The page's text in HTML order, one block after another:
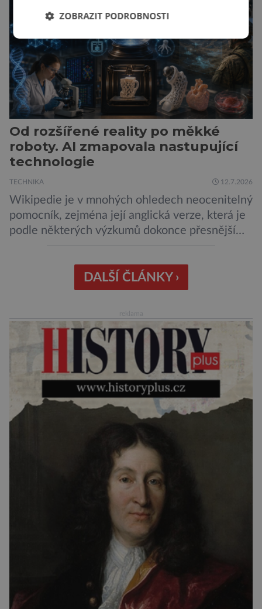
černého už […]
Od rozšířené reality po měkké
roboty. AI zmapovala nastupující
technologie
TECHNIKA 12.7.2026
Wikipedie je v mnohých ohledech neocenitelný
pomocník, zejména její anglická verze, která je
podle některých výzkumů dokonce přesnější
křišťálovou kouli, ze které umělá inteligence
věštila, které technologie v dohledné
Za vším stojí australští výzkumníci, kteří pomocí
umělé inteligence a […]
DALŠÍ ČLÁNKY ›
ZOBRAZIT PODROBNOSTI